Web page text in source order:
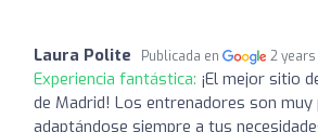
Laura Polite Publicada en 2 years
Experiencia fantástica: ¡El mejor sitio
de Madrid! Los entrenadores son
adaptándose siempre a tus